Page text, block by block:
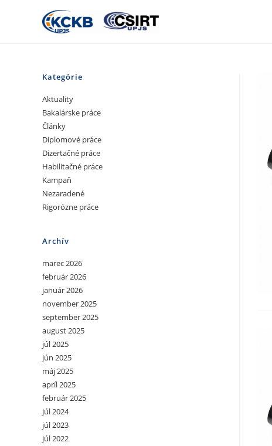
Kategórie
Aktuality
Bakalárske práce
Články
Diplomové práce
Dizertačné práce
Habilitačné práce
Kampaň
Nezaradené
Rigorózne práce
Archív
marec 2026
február 2026
január 2026
november 2025
september 2025
august 2025
júl 2025
jún 2025
máj 2025
apríl 2025
február 2025
júl 2024
júl 2023
júl 2022